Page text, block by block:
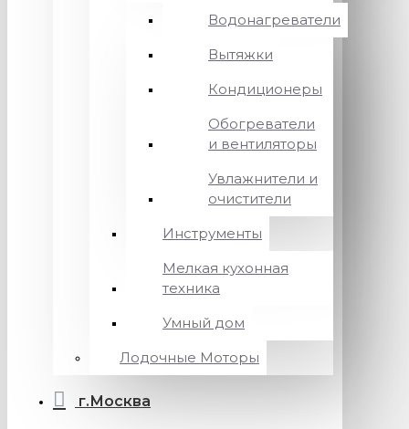
Водонагреватели
Вытяжки
Кондиционеры
Обогреватели
и вентиляторы
Увлажнители и
очистители
Инструменты
Мелкая кухонная
техника
Умный дом
Лодочные Моторы
г.Москва